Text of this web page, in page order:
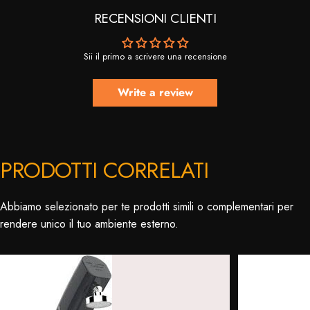
RECENSIONI CLIENTI
Sii il primo a scrivere una recensione
Write a review
PRODOTTI CORRELATI
Abbiamo selezionato per te prodotti simili o complementari per
rendere unico il tuo ambiente esterno.